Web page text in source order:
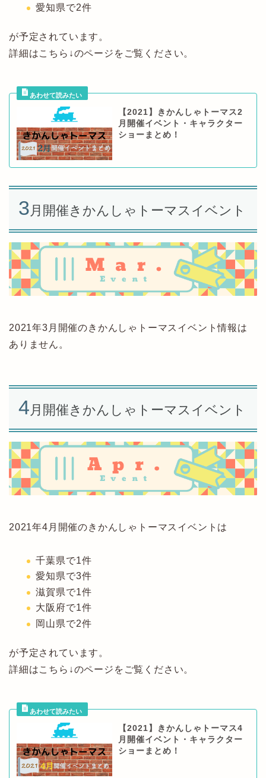
愛知県で2件
が予定されています。
詳細はこちら↓のページをご覧ください。
【2021】きかんしゃトーマス2
月開催イベント・キャラクター
ショーまとめ！
3 月開催きかんしゃトーマスイベント
2021年3月開催のきかんしゃトーマスイベント情報は
ありません。
4 月開催きかんしゃトーマスイベント
2021年4月開催のきかんしゃトーマスイベントは
千葉県で1件
愛知県で3件
滋賀県で1件
大阪府で1件
岡山県で2件
が予定されています。
詳細はこちら↓のページをご覧ください。
【2021】きかんしゃトーマス4
月開催イベント・キャラクター
ショーまとめ！